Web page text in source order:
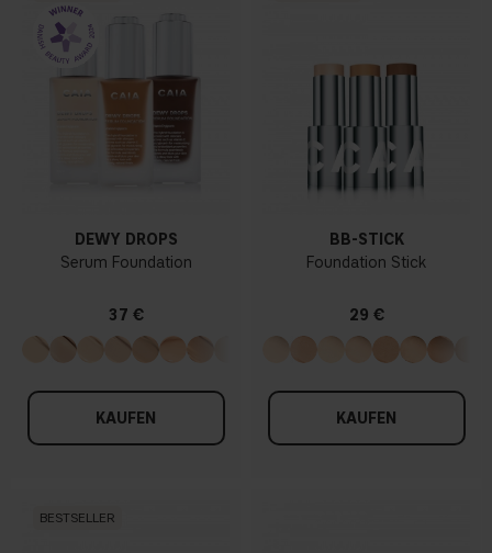
DEWY DROPS
Serum Foundation
37 €
KAUFEN
BB-STICK
Foundation Stick
29 €
KAUFEN
BESTSELLER